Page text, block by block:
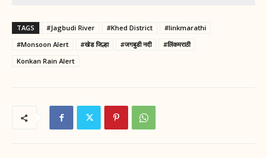
TAGS #Jagbudi River #Khed District
#linkmarathi
#Monsoon Alert
#खेड जिल्हा #जगबुडी नदी
#लिंकमराठी
Konkan Rain Alert